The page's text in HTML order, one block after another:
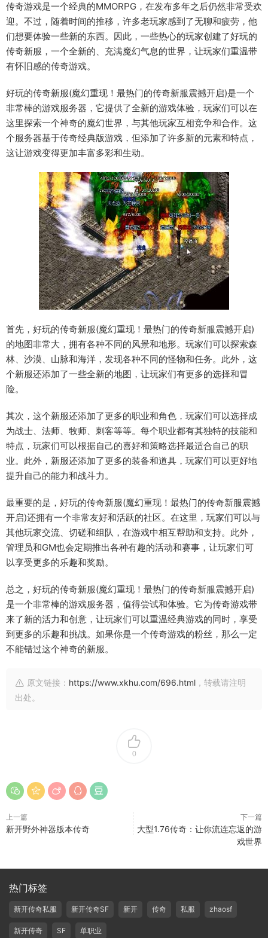
传奇游戏是一个经典的MMORPG，在发布多年之后仍然非常受欢
迎。不过，随着时间的推移，许多老玩家感到了无聊和疲劳，他
们想要体验一些新的东西。因此，一些热心的玩家创建了好玩的
传奇新服，一个全新的、充满魔幻气息的世界，让玩家们重温带
有怀旧感的传奇游戏。
好玩的传奇新服(魔幻重现！最热门的传奇新服震撼开启)是一个
非常棒的游戏服务器，它提供了全新的游戏体验，玩家们可以在
这里探索一个神奇的魔幻世界，与其他玩家互相竞争和合作。这
个服务器基于传奇经典版游戏，但添加了许多新的元素和特点，
这让游戏变得更加丰富多彩和生动。
首先，好玩的传奇新服(魔幻重现！最热门的传奇新服震撼开启)
的地图非常大，拥有各种不同的风景和地形。玩家们可以探索森
林、沙漠、山脉和海洋，发现各种不同的怪物和任务。此外，这
个新服还添加了一些全新的地图，让玩家们有更多的选择和冒
险。
其次，这个新服还添加了更多的职业和角色，玩家们可以选择成
为战士、法师、牧师、刺客等等。每个职业都有其独特的技能和
特点，玩家们可以根据自己的喜好和策略选择最适合自己的职
业。此外，新服还添加了更多的装备和道具，玩家们可以更好地
提升自己的能力和战斗力。
最重要的是，好玩的传奇新服(魔幻重现！最热门的传奇新服震撼
开启)还拥有一个非常友好和活跃的社区。在这里，玩家们可以与
其他玩家交流、切磋和组队，在游戏中相互帮助和支持。此外，
管理员和GM也会定期推出各种有趣的活动和赛事，让玩家们可
以享受更多的乐趣和奖励。
总之，好玩的传奇新服(魔幻重现！最热门的传奇新服震撼开启)
是一个非常棒的游戏服务器，值得尝试和体验。它为传奇游戏带
来了新的活力和创意，让玩家们可以重温经典游戏的同时，享受
到更多的乐趣和挑战。如果你是一个传奇游戏的粉丝，那么一定
不能错过这个神奇的新服。
原文链接： https://www.xkhu.com/696.html ，转载请注明
出处。
0
上一篇
新开野外神器版本传奇
下一篇
大型1.76传奇：让你流连忘返的游
戏世界
热门标签
新开传奇私服 新开传奇SF 新开 传奇 私服 zhaosf
新开传奇 SF 单职业